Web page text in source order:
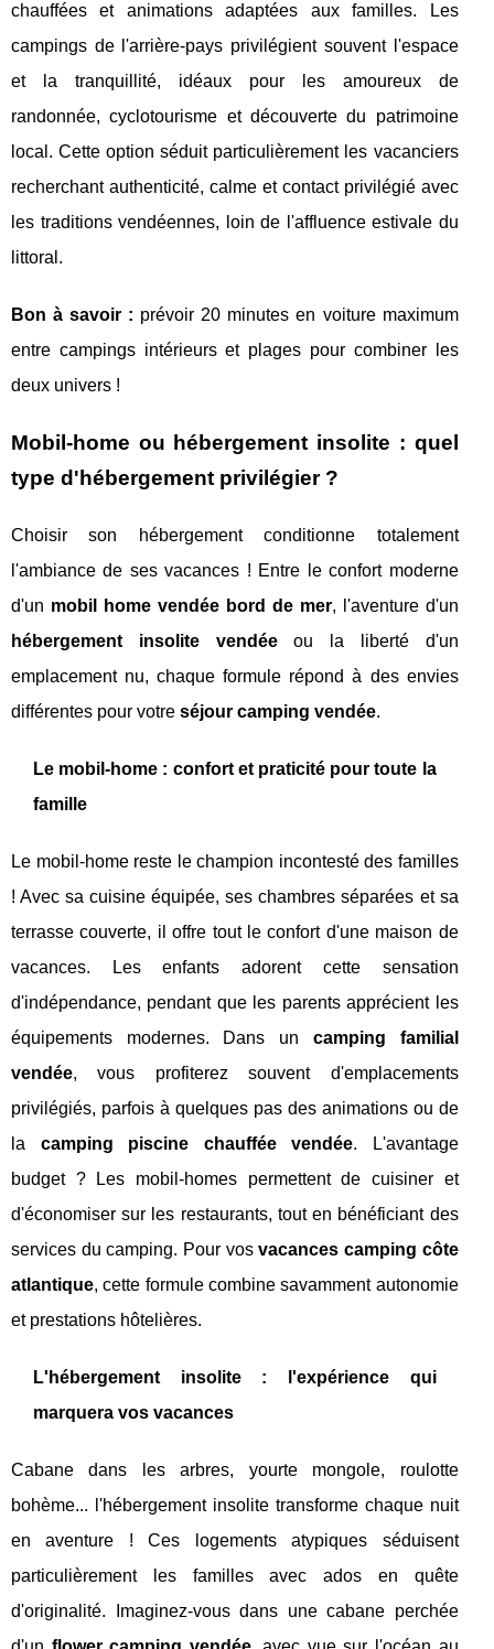
chauffées et animations adaptées aux familles. Les
campings de l'arrière-pays privilégient souvent l'espace
et la tranquillité, idéaux pour les amoureux de
randonnée, cyclotourisme et découverte du patrimoine
local. Cette option séduit particulièrement les vacanciers
recherchant authenticité, calme et contact privilégié avec
les traditions vendéennes, loin de l'affluence estivale du
littoral.
Bon à savoir : prévoir 20 minutes en voiture maximum
entre campings intérieurs et plages pour combiner les
deux univers !
Mobil-home ou hébergement insolite : quel
type d'hébergement privilégier ?
Choisir son hébergement conditionne totalement
l'ambiance de ses vacances ! Entre le confort moderne
d'un mobil home vendée bord de mer, l'aventure d'un
hébergement insolite vendéeou la liberté d'un
emplacement nu, chaque formule répond à des envies
différentes pour votre séjour camping vendée.
Le mobil-home : confort et praticité pour toute la
famille
Le mobil-home reste le champion incontesté des familles
! Avec sa cuisine équipée, ses chambres séparées et sa
terrasse couverte, il offre tout le confort d'une maison de
vacances. Les enfants adorent cette sensation
d'indépendance, pendant que les parents apprécient les
équipements modernes. Dans un camping familial
vendée, vous profiterez souvent d'emplacements
privilégiés, parfois à quelques pas des animations ou de
la camping piscine chauffée vendée. L'avantage
budget ? Les mobil-homes permettent de cuisiner et
d'économiser sur les restaurants, tout en bénéficiant des
services du camping. Pour vosvacances camping côte
atlantique, cette formule combine savamment autonomie
et prestations hôtelières.
L'hébergement insolite : l'expérience qui
marquera vos vacances
Cabane dans les arbres, yourte mongole, roulotte
bohème... l'hébergement insolite transforme chaque nuit
en aventure ! Ces logements atypiques séduisent
particulièrement les familles avec ados en quête
d'originalité. Imaginez-vous dans une cabane perchée